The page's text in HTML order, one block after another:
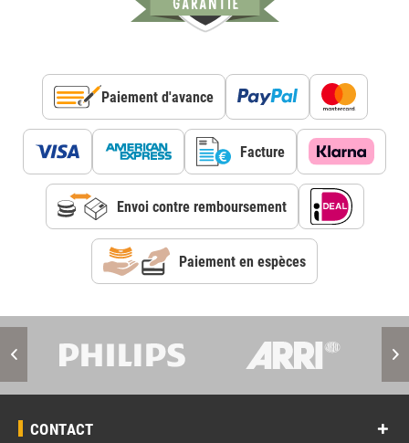
Paiement d'avance
Facture
Envoi contre remboursement
Paiement en espèces
CONTACT